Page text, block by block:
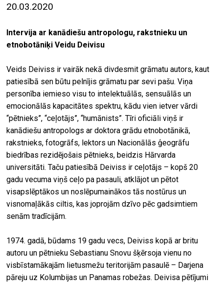
meklēt
20.03.2020
Intervija ar kanādiešu antropologu, rakstnieku un
etnobotāniķi Veidu Deivisu
Veids Deiviss ir vairāk nekā divdesmit grāmatu autors, kaut
patiesībā sen būtu pelnījis grāmatu par sevi pašu. Viņa
personība iemieso visu to intelektuālās, sensuālās un
emocionālās kapacitātes spektru, kādu vien ietver vārdi
“pētnieks”, “ceļotājs”, “humānists”. Tīri oficiāli viņš ir
kanādiešu antropologs ar doktora grādu etnobotānikā,
rakstnieks, fotogrāfs, lektors un Nacionālās ģeogrāfu
biedrības rezidējošais pētnieks, beidzis Hārvarda
universitāti. Taču patiesībā Deiviss ir ceļotājs – kopš 20
gadu vecuma viņš ceļo pa pasauli, atklājot un pētot
visapslēptākos un noslēpumainākos tās nostūrus un
visnomaļākās ciltis, kas joprojām dzīvo pēc gadsimtiem
senām tradīcijām.
1974. gadā, būdams 19 gadu vecs, Deiviss kopā ar britu
autoru un pētnieku Sebastianu Snovu šķērsoja vienu no
visbīstamākajām lietusmežu teritorijām pasaulē – Darjena
pāreju uz Kolumbijas un Panamas robežas. Deivisa pētījumi